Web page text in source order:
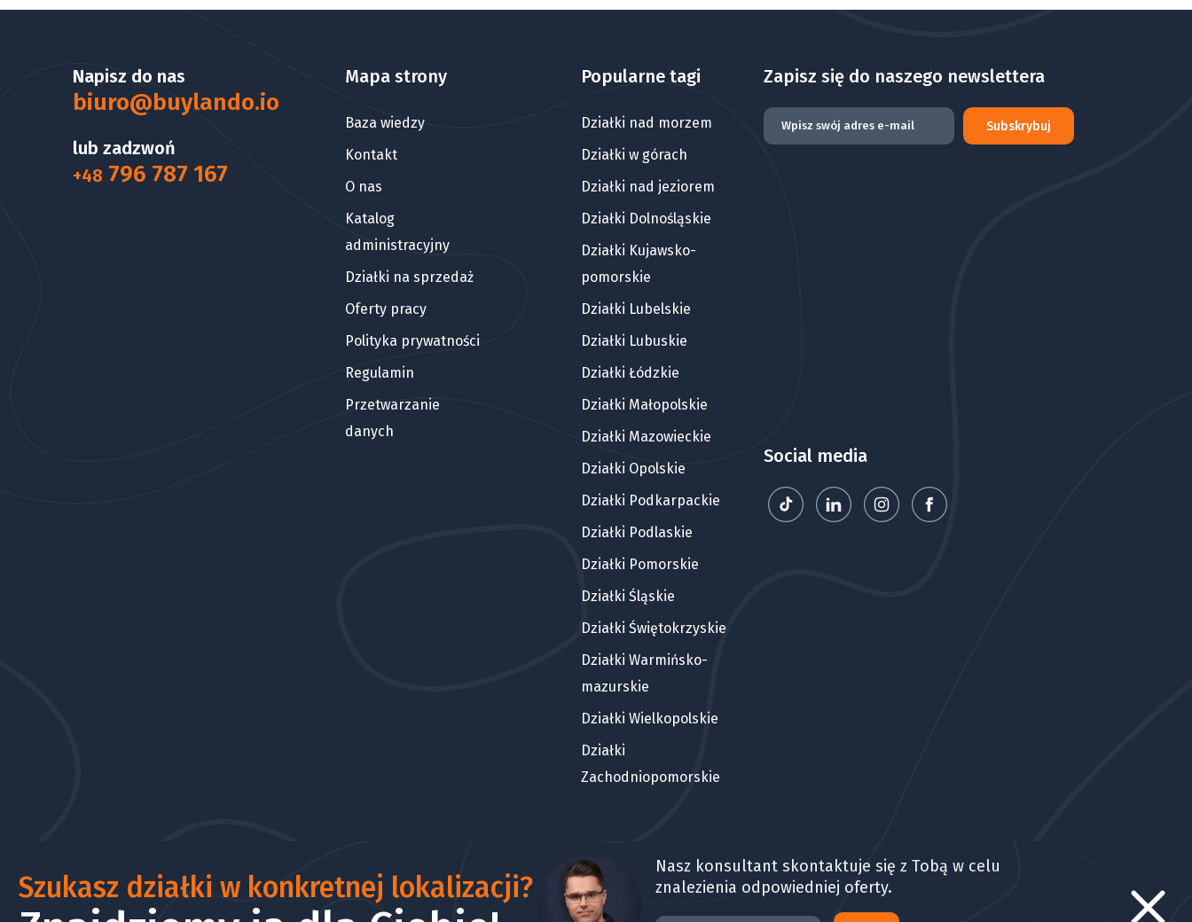
Szukasz działki w konkretnej lokalizacji?
Nasz konsultant skontaktuje się z Tobą w celu
znalezienia odpowiedniej oferty.
Napisz do nas
biuro@buylando.io
lub zadzwoń
+48 796 787 167
Mapa strony
Baza wiedzy
Kontakt
O nas
Katalog
administracyjny
Działki na sprzedaż
Oferty pracy
Polityka prywatności
Regulamin
Przetwarzanie
danych
Popularne tagi
Działki nad morzem
Działki w górach
Działki nad jeziorem
Działki Dolnośląskie
Działki Kujawsko-
pomorskie
Działki Lubelskie
Działki Lubuskie
Działki Łódzkie
Działki Małopolskie
Działki Mazowieckie
Działki Opolskie
Działki Podkarpackie
Działki Podlaskie
Działki Pomorskie
Działki Śląskie
Działki Świętokrzyskie
Działki Warmińsko-
mazurskie
Działki Wielkopolskie
Działki
Zachodniopomorskie
Zapisz się do naszego newslettera
Subskrybuj
Social media
2026 Buylando. Wszystkie prawa zastrzeżone